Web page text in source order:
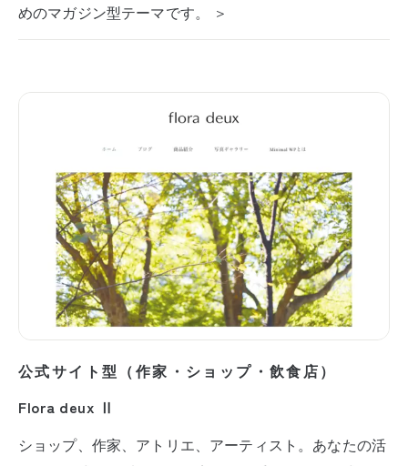
めのマガジン型テーマです。 ＞
公式サイト型（作家・ショップ・飲食店）
Flora deux Ⅱ
ショップ、作家、アトリエ、アーティスト。あなたの活